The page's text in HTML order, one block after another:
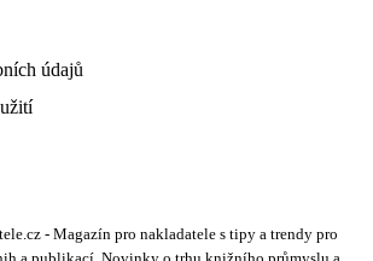
údajů
- Magazín pro nakladatele s tipy a trendy pro